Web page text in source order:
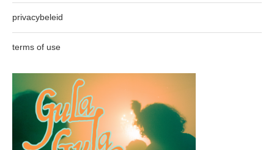
privacybeleid
terms of use